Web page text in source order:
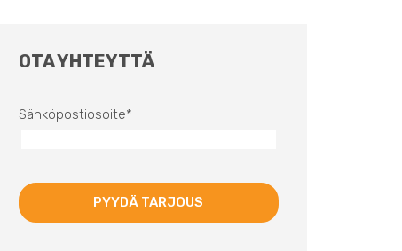
OTA YHTEYTTÄ
Sähköpostiosoite*